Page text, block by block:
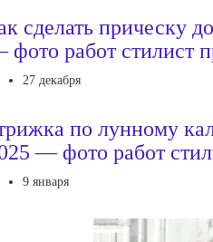
сделать прическу
работ стилист
27 декабря
по лунному
— фото работ
9 января